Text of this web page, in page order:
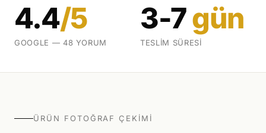
4.4/5
GOOGLE — 48 YORUM
3-7gün
TESLIM SÜRESI
ÜRÜN FOTOĞRAF ÇEKIMI